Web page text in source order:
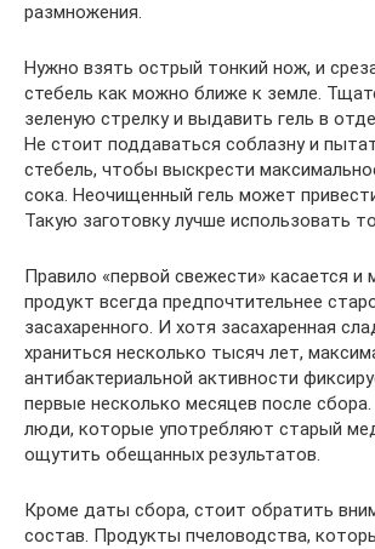
размножения.
Нужно взять острый тонкий нож, и
стебель как можно ближе к земле.
зеленую стрелку и выдавить гель в
Не стоит поддаваться соблазну и
стебель, чтобы выскрести
сока. Неочищенный гель может
Такую заготовку лучше использовать
Правило «первой свежести» касается и
продукт всегда предпочтительнее
засахаренного. И хотя засахаренная
храниться несколько тысяч лет,
антибактериальной активности
первые несколько месяцев после
люди, которые употребляют старый
ощутить обещанных результатов.
Кроме даты сбора, стоит обратить
состав. Продукты пчеловодства,